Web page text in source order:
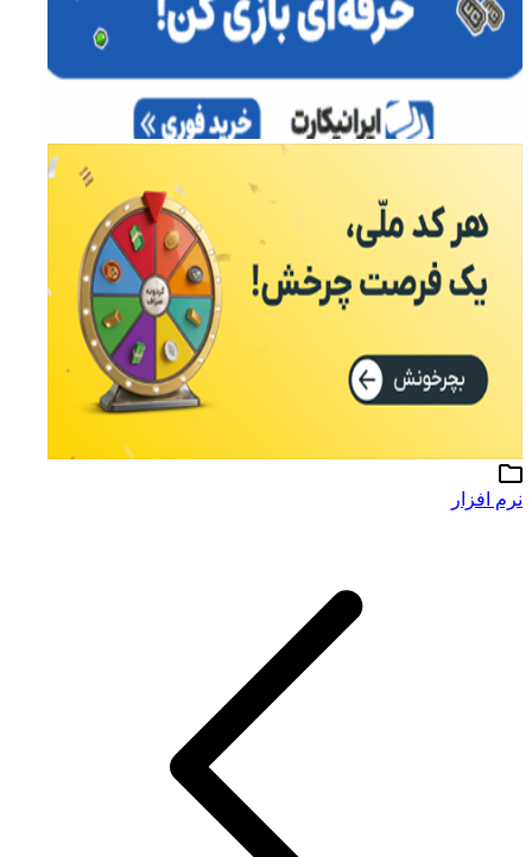
نرم افزار